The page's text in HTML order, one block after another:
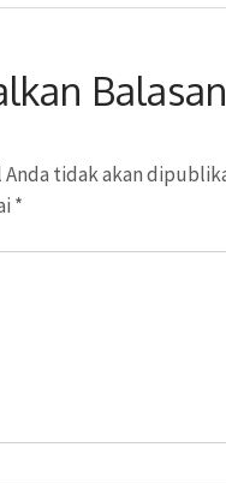
Balasan
tidak akan
*